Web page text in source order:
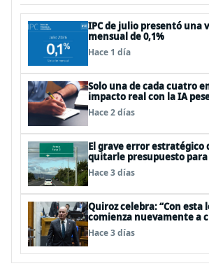
IPC de julio presentó una
mensual de 0,1%
Hace 1 día
Solo una de cada cuatro
impacto real con la IA
según el Foro Económico
Hace 2 días
El grave error estratégico
quitarle presupuesto
vial del Biobío
Hace 3 días
Quiroz celebra: “Con esta
comienza nuevamente a
Hace 3 días